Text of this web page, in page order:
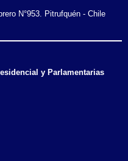
N°953. Pitrufquén - Chile
y Parlamentarias